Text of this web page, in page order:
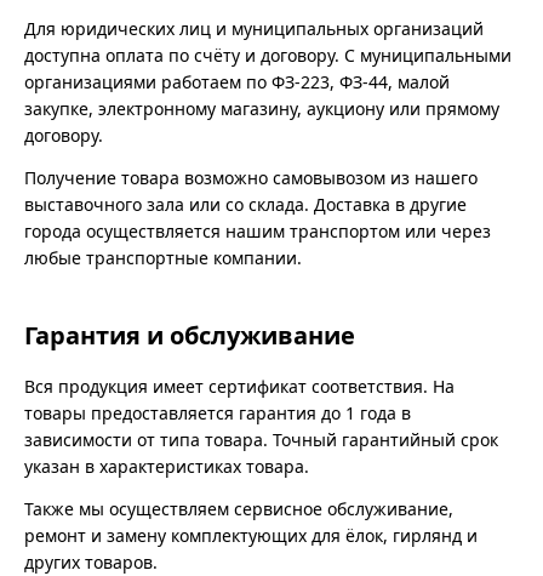
Для юридических лиц и муниципальных организаций
доступна оплата по счёту и договору. С муниципальными
организациями работаем по ФЗ-223, ФЗ-44, малой
закупке, электронному магазину, аукциону или прямому
договору.
Получение товара возможно самовывозом из нашего
выставочного зала или со склада. Доставка в другие
города осуществляется нашим транспортом или через
любые транспортные компании.
Гарантия и обслуживание
Вся продукция имеет сертификат соответствия. На
товары предоставляется гарантия до 1 года в
зависимости от типа товара. Точный гарантийный срок
указан в характеристиках товара.
Также мы осуществляем сервисное обслуживание,
ремонт и замену комплектующих для ёлок, гирлянд и
других товаров.